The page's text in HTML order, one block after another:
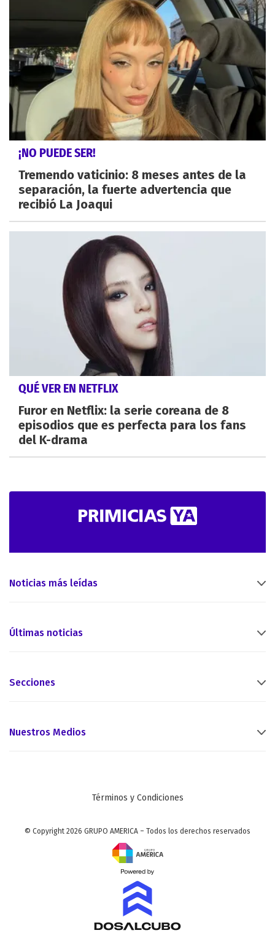
¡NO PUEDE SER!
Tremendo vaticinio: 8 meses antes de la
separación, la fuerte advertencia que
recibió La Joaqui
QUÉ VER EN NETFLIX
Furor en Netflix: la serie coreana de 8
episodios que es perfecta para los fans
del K-drama
Noticias más leídas
Últimas noticias
Secciones
Nuestros Medios
Términos y Condiciones
© Copyright 2026 GRUPO AMERICA – Todos los derechos reservados